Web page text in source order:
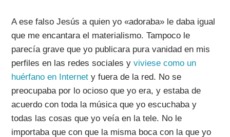
A ese falso Jesús a quien yo «adoraba» le daba igual
que me encantara el materialismo. Tampoco le
parecía grave que yo publicara pura vanidad en mis
perfiles en las redes sociales yviviese como un
huérfano en Internet y fuera de la red. No se
preocupaba por lo ocioso que yo era, y estaba de
acuerdo con toda la música que yo escuchaba y
todas las cosas que yo veía en la tele. No le
importaba que con que la misma boca con la que yo